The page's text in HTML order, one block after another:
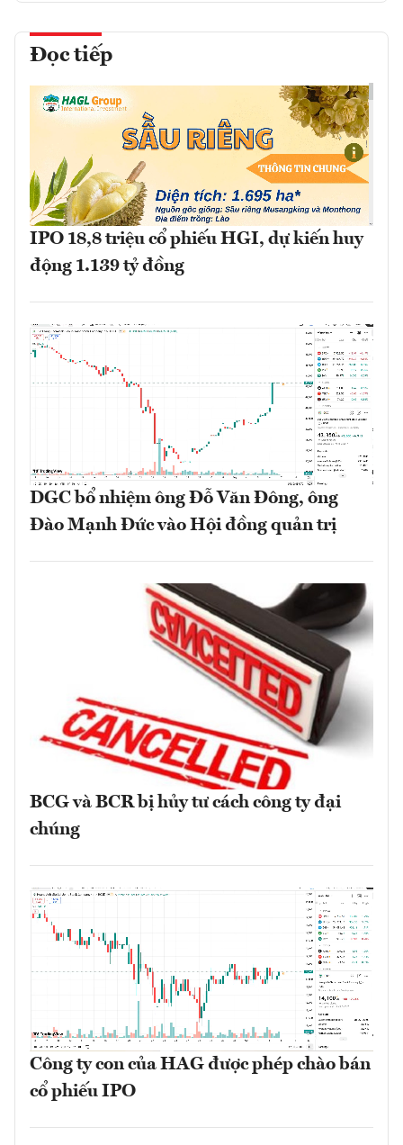
Đọc tiếp
IPO 18,8 triệu cổ phiếu HGI, dự kiến huy
động 1.139 tỷ đồng
DGC bổ nhiệm ông Đỗ Văn Đông, ông
Đào Mạnh Đức vào Hội đồng quản trị
BCG và BCR bị hủy tư cách công ty đại
chúng
Công ty con của HAG được phép chào bán
cổ phiếu IPO